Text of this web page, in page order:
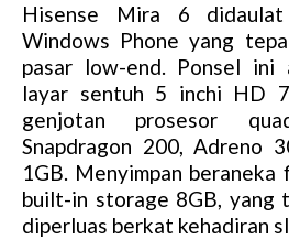
Hisense Mira 6 didaulat
Windows Phone yang
pasar low-end. Ponsel ini
layar sentuh 5 inchi HD
genjotan prosesor
Snapdragon 200, Adreno
1GB. Menyimpan
built-in storage 8GB, yang
diperluas berkat kehadiran